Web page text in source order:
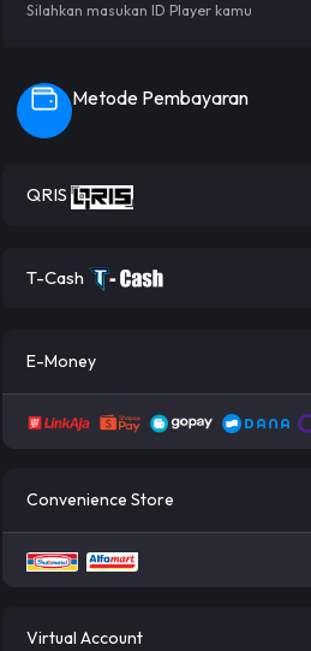
Silahkan masukan ID Player kamu
Metode Pembayaran
QRIS
T-Cash
E-Money
Convenience Store
Virtual Account